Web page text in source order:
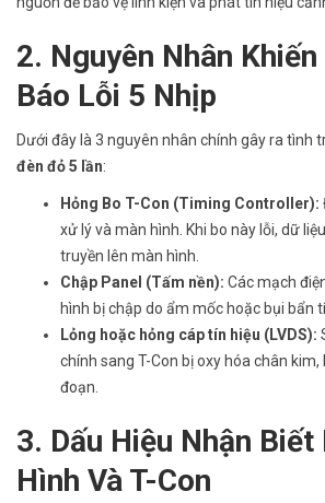
2. Nguyên Nhân
Báo Lỗi 5 Nhịp
Dưới đây là 3 nguyên nhân chính gây ra tình
đèn đỏ 5 lần:
Hỏng Bo T-Con (Timing Controller):
xử lý và màn hình. Khi bo này lỗi, dữ
truyền lên màn hình.
Chập Panel (Tấm nền): Các mạch
hình bị chập do ẩm mốc hoặc bụi bẩn
Lỏng hoặc hỏng cáp tín hiệu (LVDS):
chính sang T-Con bị oxy hóa chân kim,
đoạn.
3. Dấu Hiệu Nhận
Hình Và T-Con